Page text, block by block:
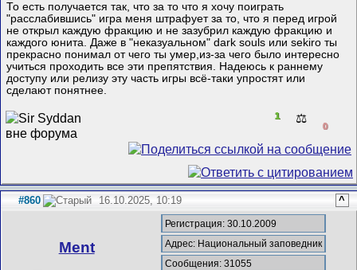
То есть получается так, что за то что я хочу поиграть
"расслабившись" игра меня штрафует за то, что я перед игрой
не открыл каждую фракцию и не зазубрил каждую фракцию и
каждого юнита. Даже в "неказуальном" dark souls или sekiro ты
прекрасно понимал от чего ты умер,из-за чего было интересно
учиться проходить все эти препятствия. Надеюсь к раннему
доступу или релизу эту часть игры всё-таки упростят или
сделают понятнее.
1 ⚖️
0
#860 16.10.2025, 10:19 ^
Ment
Регистрация: 30.10.2009
Адрес: Национальный заповедник
Сообщения: 31055